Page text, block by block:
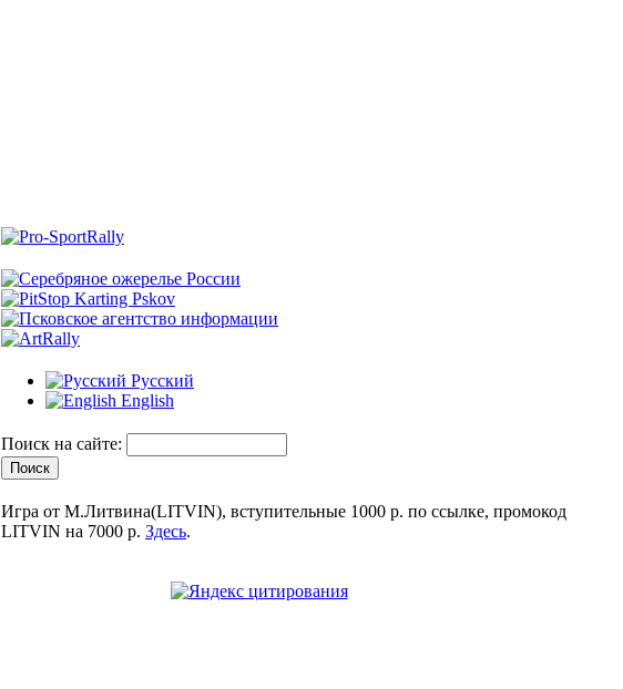
Русский
English
Поиск на сайте:
Игра от М.Литвина(LITVIN), вступительные 1000 р. по ссылке, промокод
LITVIN на 7000 р. Здесь.